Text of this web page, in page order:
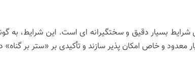
شرایط بسیار دقیق و سختگیرانه ای است. این شرایط، به
معدود و خاص امکان پذیر سازند و تأکیدی بر «ستر بر گناه»